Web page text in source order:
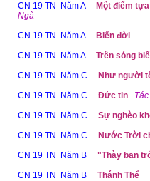
CN 19 TN Năm A
Một điểm
Ngà
CN 19 TN Năm A
Biển đời
CN 19 TN Năm A
Trên sóng
CN 19 TN Năm C
Như người
CN 19 TN Năm C
Đức tin
CN 19 TN Năm C
Sự nghèo
CN 19 TN Năm C
Nước Trời
CN 19 TN Năm B
"Thày ban
CN 19 TN Năm B
Thánh Thể